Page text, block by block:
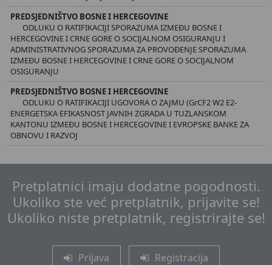
PREDSJEDNIŠTVO BOSNE I HERCEGOVINE
ODLUKU O RATIFIKACIJI SPORAZUMA IZMEĐU BOSNE I
HERCEGOVINE I CRNE GORE O SOCIJALNOM OSIGURANJU I
ADMINISTRATIVNOG SPORAZUMA ZA PROVOĐENJE SPORAZUMA
IZMEĐU BOSNE I HERCEGOVINE I CRNE GORE O SOCIJALNOM
OSIGURANJU
PREDSJEDNIŠTVO BOSNE I HERCEGOVINE
ODLUKU O RATIFIKACIJI UGOVORA O ZAJMU (GrCF2 W2 E2-
ENERGETSKA EFIKASNOST JAVNIH ZGRADA U TUZLANSKOM
KANTONU IZMEĐU BOSNE I HERCEGOVINE I EVROPSKE BANKE ZA
OBNOVU I RAZVOJ
Pretplatnici imaju dodatne pogodnosti.
Ukoliko ste već pretplatnik, prijavite se!
Ukoliko niste pretplatnik, registrirajte se!
Prijava Registracija